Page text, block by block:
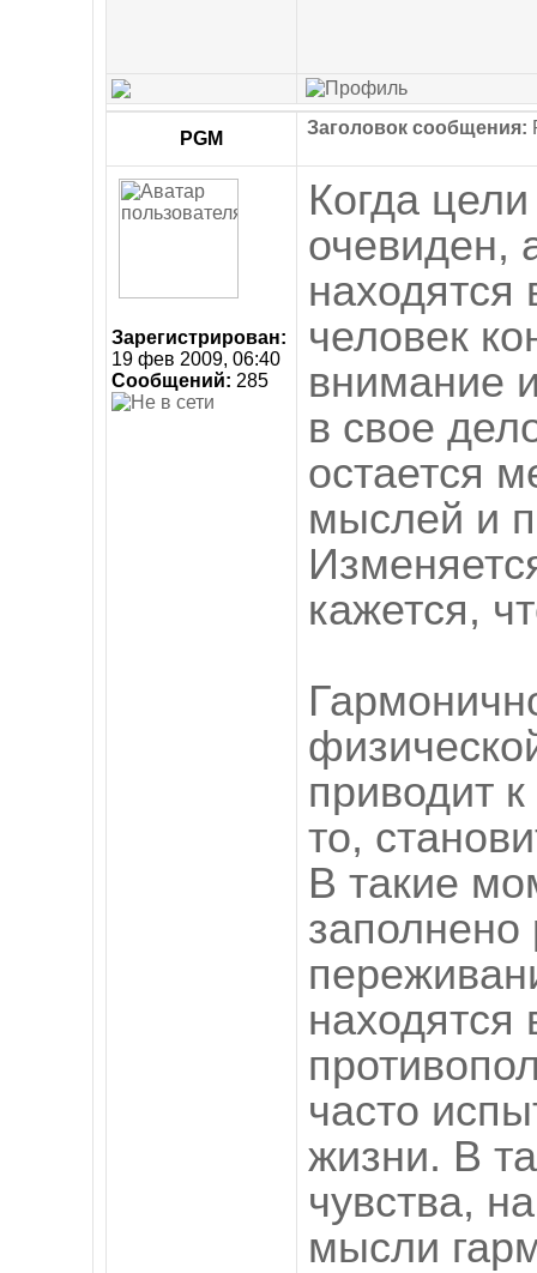
PGM
Заголовок сообщения:
Зарегистрирован:
19 фев 2009, 06:40
Сообщений: 285
Когда
очевиден,
находятся
человек
внимание
в свое
остается
мыслей и
кажется,
приводит
то,
В такие
находятся
часто
жизни. В
чувства,
мысли